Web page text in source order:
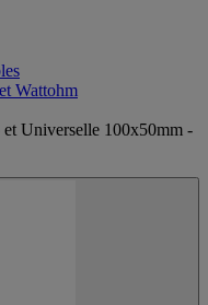
Wattohm
Universelle 100x50mm -